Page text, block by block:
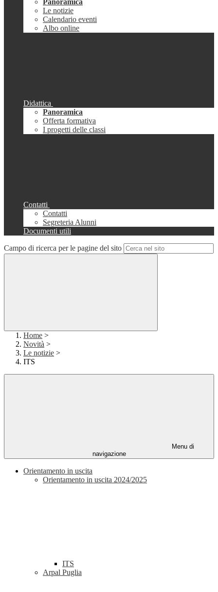
Panoramica
Le notizie
Calendario eventi
Albo online
Didattica
Panoramica
Offerta formativa
I progetti delle classi
Contatti
Contatti
Segreteria Alunni
Documenti utili
Campo di ricerca per le pagine del sito
Home >
Novità >
Le notizie >
ITS
Menu di
navigazione
Orientamento in uscita
Orientamento in uscita 2024/2025
ITS
Arpal Puglia